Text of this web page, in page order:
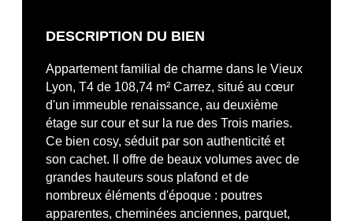
DESCRIPTION DU BIEN
Appartement familial de charme dans le Vieux
Lyon, T4 de 108,74 m² Carrez, situé au cœur
d'un immeuble renaissance, au deuxième
étage sur cour et sur la rue des Trois maries.
Ce bien cosy, séduit par son authenticité et
son cachet. Il offre de beaux volumes avec de
grandes hauteurs sous plafond et de
nombreux éléments d'époque : poutres
apparentes, cheminées anciennes, parquet,